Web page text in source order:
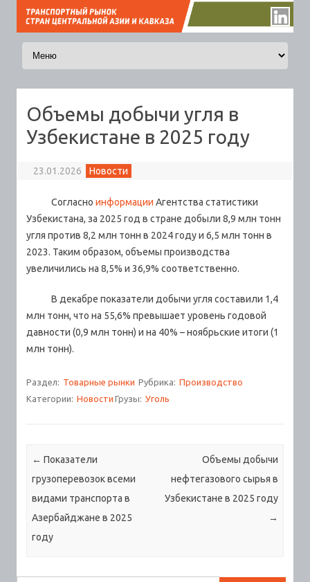
Перейти к содержимому
Объемы добычи угля в
Узбекистане в 2025 году
23.01.2026 Новости
Согласно информации Агентства статистики
Узбекистана, за 2025 год в стране добыли 8,9 млн тонн
угля против 8,2 млн тонн в 2024 году и 6,5 млн тонн в
2023. Таким образом, объемы производства
увеличились на 8,5% и 36,9% соответственно.
В декабре показатели добычи угля составили 1,4
млн тонн, что на 55,6% превышает уровень годовой
давности (0,9 млн тонн) и на 40% – ноябрьские итоги (1
млн тонн).
Раздел: Товарные рынки Рубрика: Производство
Категории: Новости Грузы: Уголь
Навигация по записям
← Показатели
грузоперевозок всеми
видами транспорта в
Азербайджане в 2025
году
Объемы добычи
нефтегазового сырья в
Узбекистане в 2025 году
→